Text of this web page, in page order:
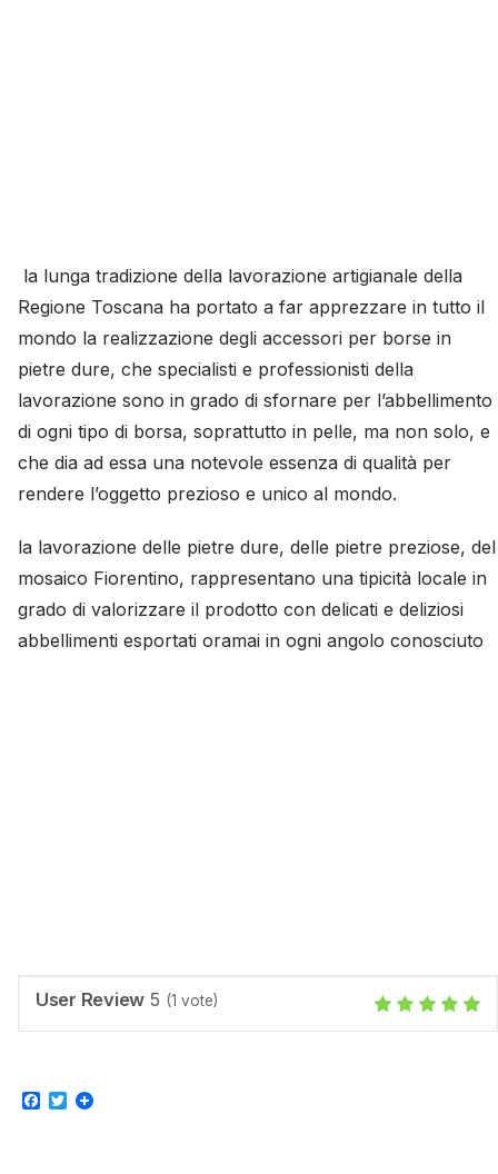
la lunga tradizione della lavorazione artigianale della
Regione Toscana ha portato a far apprezzare in tutto il
mondo la realizzazione degli accessori per borse in
pietre dure, che specialisti e professionisti della
lavorazione sono in grado di sfornare per l’abbellimento
di ogni tipo di borsa, soprattutto in pelle, ma non solo, e
che dia ad essa una notevole essenza di qualità per
rendere l’oggetto prezioso e unico al mondo.
la lavorazione delle pietre dure, delle pietre preziose, del
mosaico Fiorentino, rappresentano una tipicità locale in
grado di valorizzare il prodotto con delicati e deliziosi
abbellimenti esportati oramai in ogni angolo conosciuto
User Review 5 (1 vote)
Facebook
Twitter